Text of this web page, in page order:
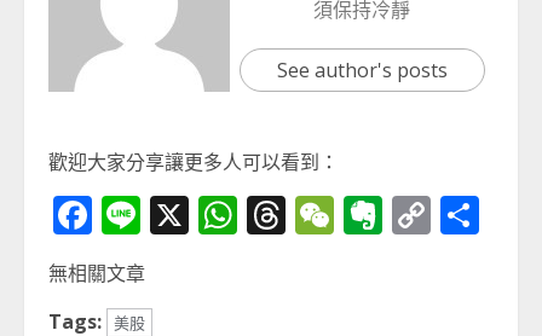
須保持冷靜
See author's posts
歡迎大家分享讓更多人可以看到：
Facebook
Line
X WhatsApp
Threads
WeChat
Evernote
Copy
無相關文章
Tags: 美股